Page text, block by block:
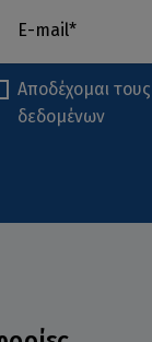
Αποδέχομαι τους
δεδομένων